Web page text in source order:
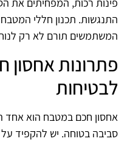
התנגשות. תכנון חללי
המשתמשים תורם לא רק
פתרונות אחסון
לבטיחות
אחסון חכם במטבח הוא אחד
סביבה בטוחה. יש להקפיד על